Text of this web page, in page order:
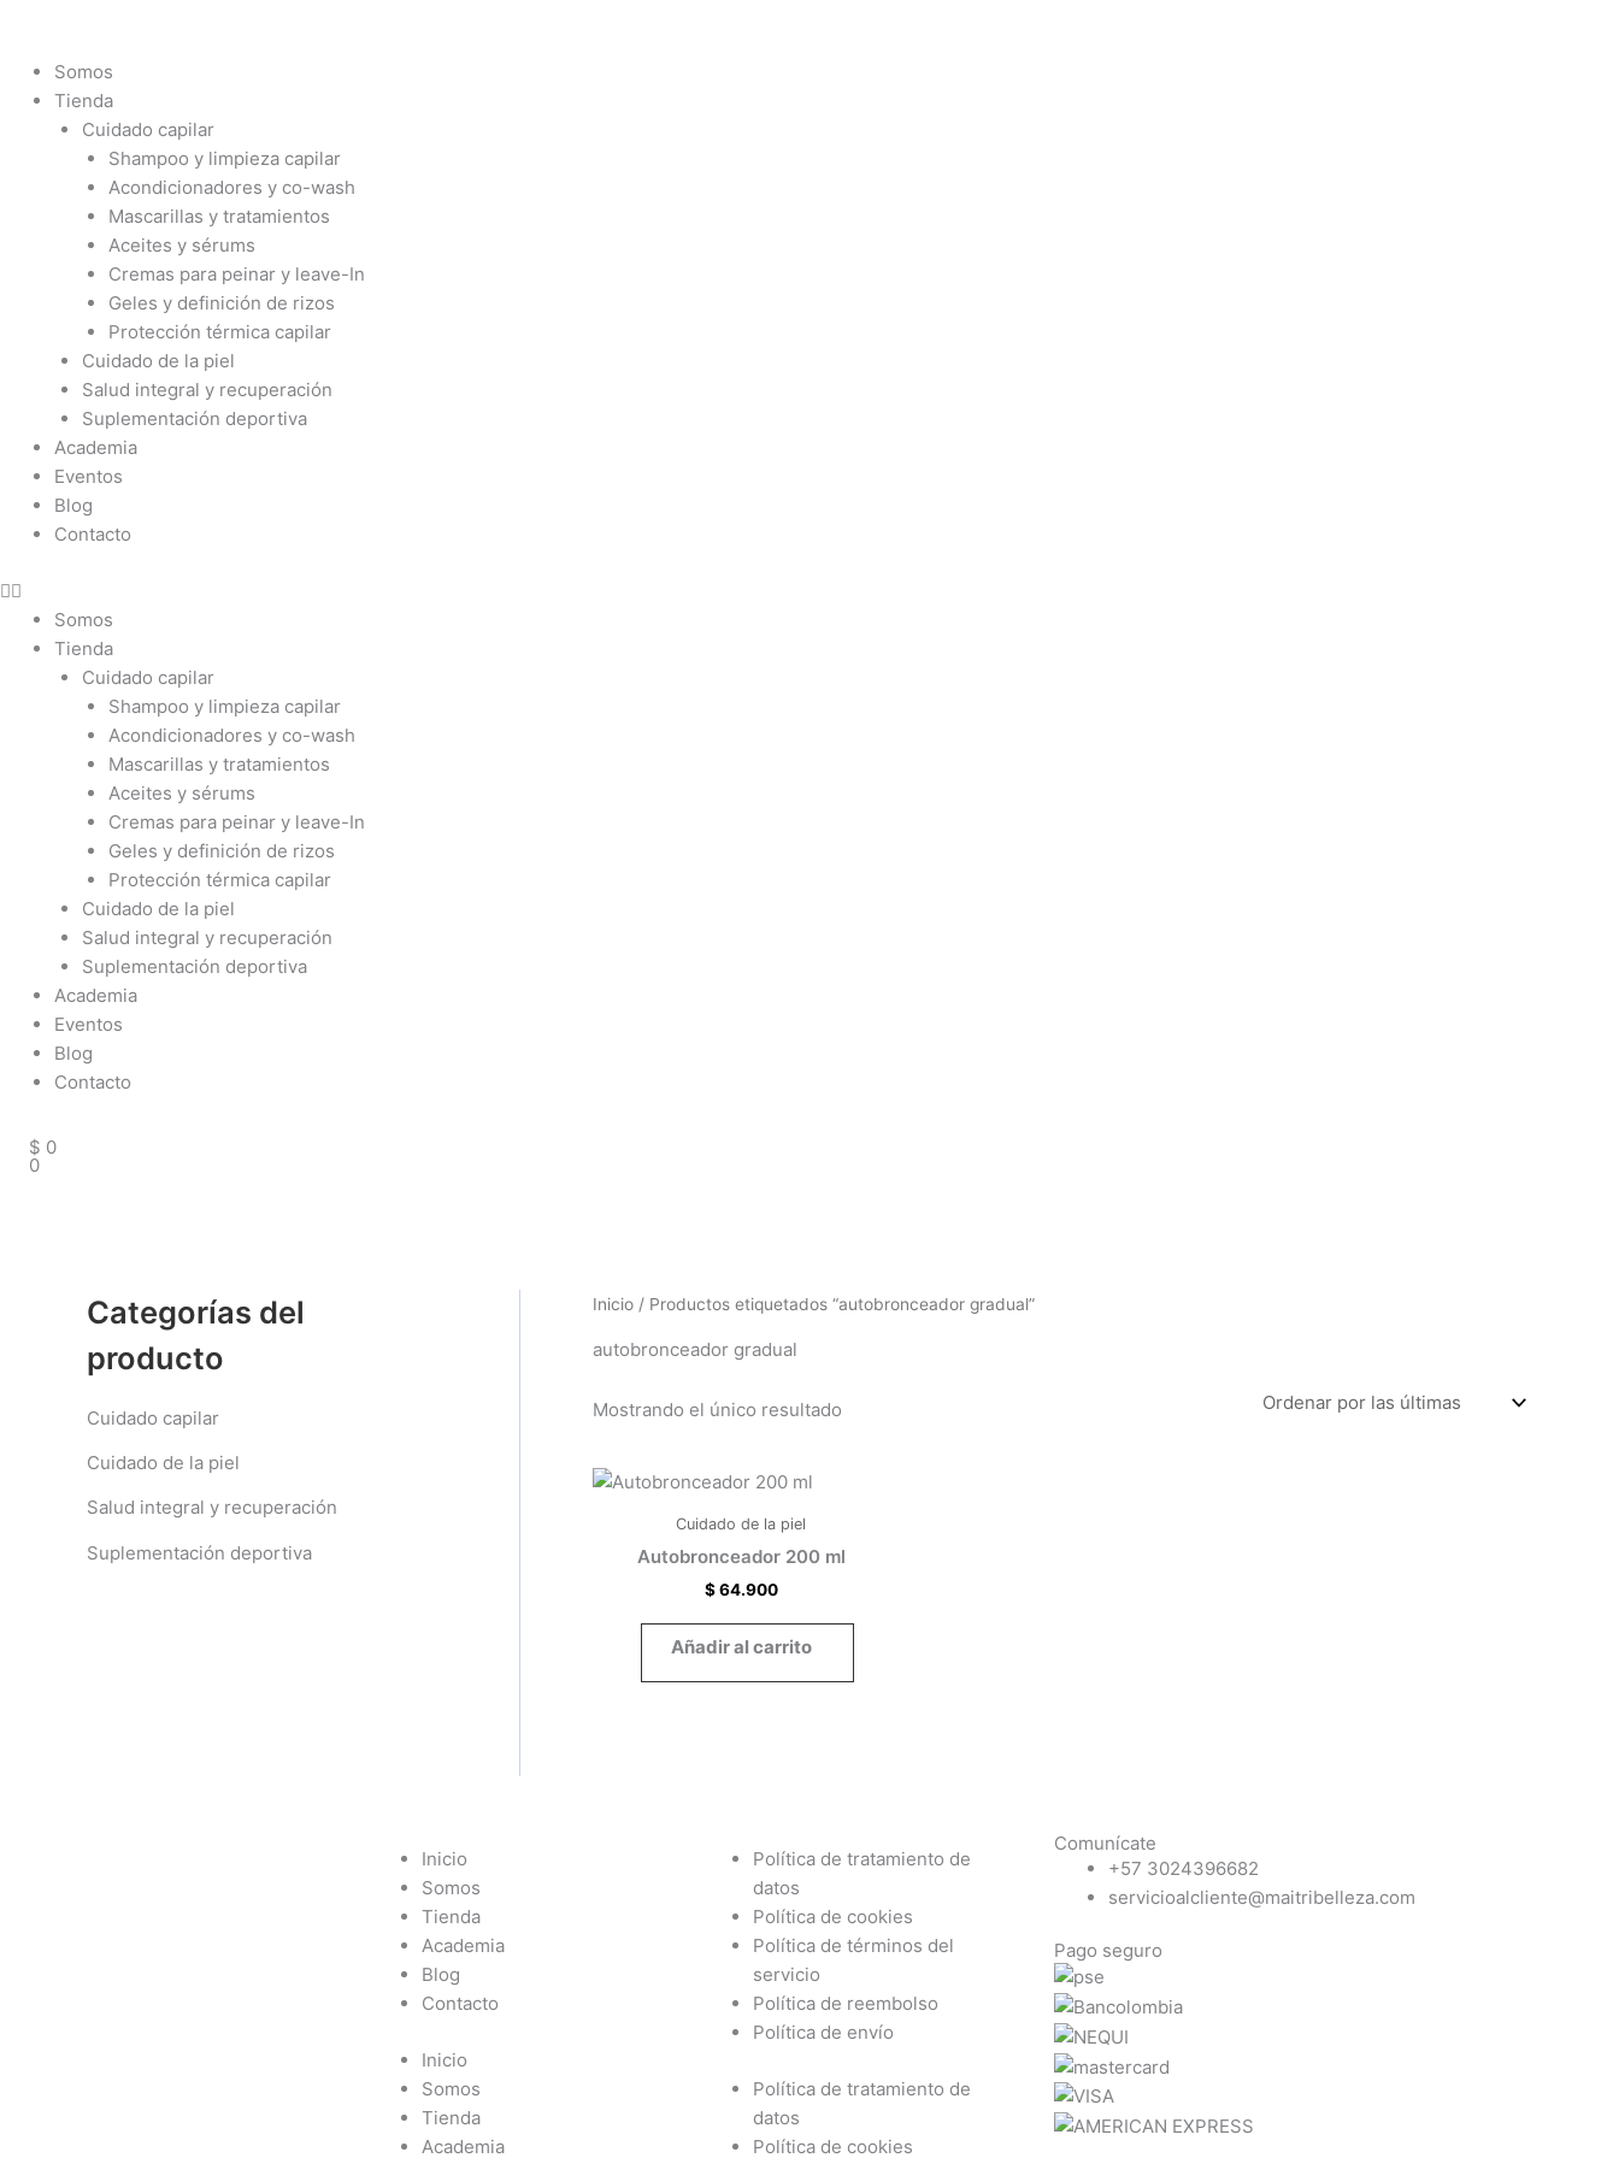
contenidoSomos
Tienda
Cuidado capilar
Shampoo y limpieza capilar
Acondicionadores y co-wash
Mascarillas y tratamientos
Aceites y sérums
Cremas para peinar y leave-In
Geles y definición de rizos
Protección térmica capilar
Cuidado de la piel
Salud integral y recuperación
Suplementación deportiva
Academia
Eventos
Blog
Contacto
Somos
Tienda
Cuidado capilar
Shampoo y limpieza capilar
Acondicionadores y co-wash
Mascarillas y tratamientos
Aceites y sérums
Cremas para peinar y leave-In
Geles y definición de rizos
Protección térmica capilar
Cuidado de la piel
Salud integral y recuperación
Suplementación deportiva
Academia
Eventos
Blog
Contacto
$ 0
0
Categorías del
producto
Cuidado capilar
Cuidado de la piel
Salud integral y recuperación
Suplementación deportiva
Inicio / Productos etiquetados “autobronceador gradual”
autobronceador gradual
Mostrando el único resultado
Cuidado de la piel
Autobronceador 200 ml
$64.900
Añadir al carrito
Inicio
Somos
Tienda
Academia
Blog
Contacto
Inicio
Somos
Tienda
Academia
Política de tratamiento de
datos
Política de cookies
Política de términos del
servicio
Política de reembolso
Política de envío
Política de tratamiento de
datos
Política de cookies
Comunícate
+57 3024396682
servicioalcliente@maitribelleza.com
Pago seguro